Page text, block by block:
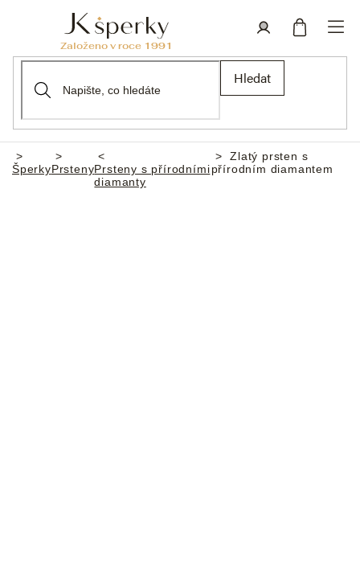
Hledat
Domů
ŠperkyPrstenyPrsteny s přírodními
diamanty
Zlatý prsten s
přírodním diamantem